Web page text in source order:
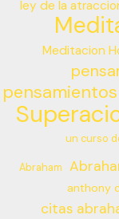
ley de la
Meditacion
un curso
Abraham
anthony
citas